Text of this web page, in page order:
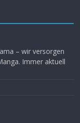
– wir versorgen
Immer aktuell